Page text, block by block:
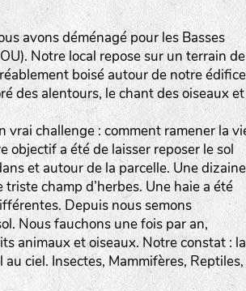
avons déménagé pour les Basses
Notre local repose sur un terrain de
boisé autour de notre
des alentours, le chant des oiseaux et
vrai challenge : comment ramener la
objectif a été de laisser reposer le sol
et autour de la parcelle. Une dizaine
champ d’herbes. Une haie a été
Depuis nous semons
Nous fauchons une fois par an,
animaux et oiseaux. Notre constat : la
ciel. Insectes, Mammifères, Reptiles,